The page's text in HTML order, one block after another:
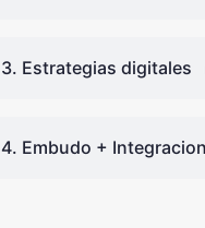
3. Estrategias digitales
4. Embudo + Integracion